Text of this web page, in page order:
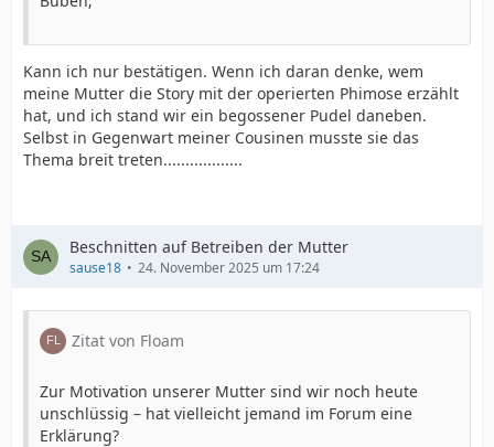
Kann ich nur bestätigen. Wenn ich daran denke, wem
meine Mutter die Story mit der operierten Phimose erzählt
hat, und ich stand wir ein begossener Pudel daneben.
Selbst in Gegenwart meiner Cousinen musste sie das
Thema breit treten..................
Beschnitten auf Betreiben der Mutter
sause18 24. November 2025 um 17:24
Zitat von Floam
Zur Motivation unserer Mutter sind wir noch heute
unschlüssig – hat vielleicht jemand im Forum eine
Erklärung?